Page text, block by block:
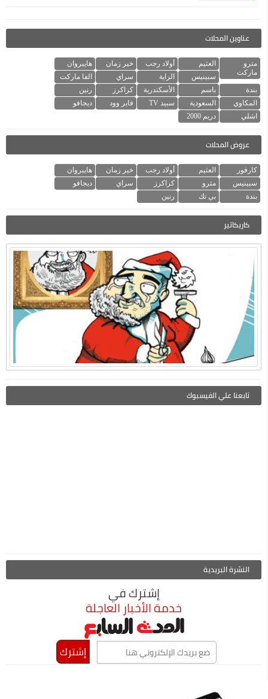
عناوين المحلات
مترو
ماركت
العثيم أولاد رجب خير زمان
هايبروان
سبينيس
الراية سراي
الفا ماركت
بندة
باسم الأسكندرية كراكرز
رنين
المكاوي
السعودية سبيد TV فاير وود
ديجافو
اشلي
دريم 2000
عروض المحلات
كارفور العثيم أولاد رجب خير زمان
هايبروان
سبينيس
مترو كراكرز سراي
ديجافو
بندة
بي تك رنين
كاريكاتير
تابعنا علي الفيسبوك
النشرة البريدية
إشترك في
خدمة الأخبار العاجلة